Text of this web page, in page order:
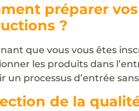
préparer
?
que vous vous êtes
les produits dans
un processus d’entrée
de la